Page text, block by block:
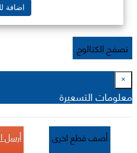
اضافة
تصفح الكتالوج
×
معلومات التسعيرة
أضف قطع اخرى أرسل